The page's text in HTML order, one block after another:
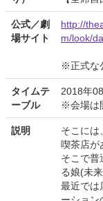
公式／劇
場サイト
http://
m/look/
※正式な
タイムテ
ーブル
2018年
※会場は
説明
そこには
喫茶店が
そこで普
る娘(未
最近では